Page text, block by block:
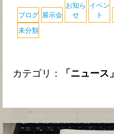
ブログ 展示会
お知ら
せ
イベン
ト
未分類
カテゴリ： 「ニュース」